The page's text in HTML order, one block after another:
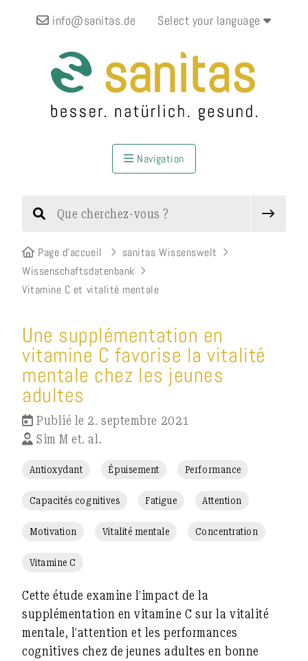
info@sanitas.de Select your language
Navigation
Page d’accueil
sanitas Wissenswelt
Wissenschaftsdatenbank
Vitamine C et vitalité mentale
Une supplémentation en
vitamine C favorise la vitalité
mentale chez les jeunes
adultes
Publié le 2. septembre 2021
Sim M et. al.
Antioxydant Épuisement Performance
Capacités cognitives Fatigue Attention
Motivation Vitalité mentale Concentration
Vitamine C
Cette étude examine l’impact de la
supplémentation en vitamine C sur la vitalité
mentale, l’attention et les performances
cognitives chez de jeunes adultes en bonne